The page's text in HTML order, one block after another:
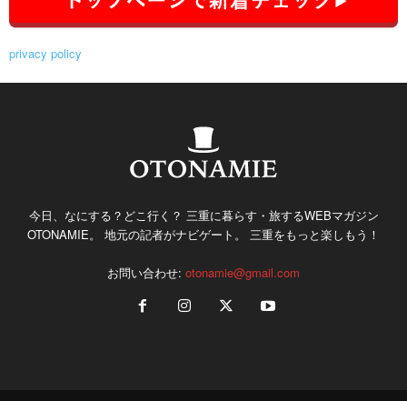
privacy policy
今日、なにする？どこ行く？ 三重に暮らす・旅するWEBマガジン
OTONAMIE。 地元の記者がナビゲート。 三重をもっと楽しもう！
お問い合わせ: otonamie@gmail.com